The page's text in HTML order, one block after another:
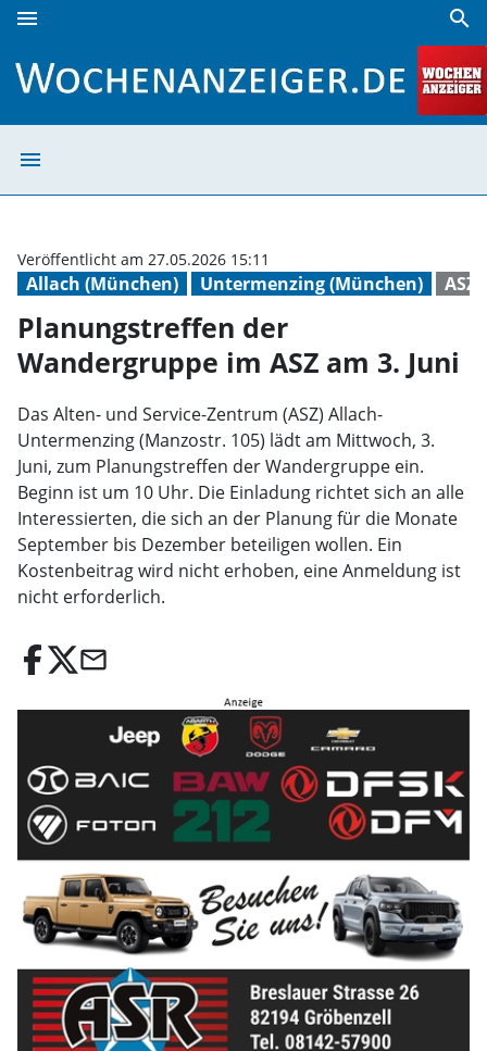
menu search
menu
Allach (München) Untermenzing (München) ASZ
Veröffentlicht am 27.05.2026 15:11
Planungstreffen der
Wandergruppe im ASZ am 3. Juni
Das Alten- und Service-Zentrum (ASZ) Allach-
Untermenzing (Manzostr. 105) lädt am Mittwoch, 3.
Juni, zum Planungstreffen der Wandergruppe ein.
Beginn ist um 10 Uhr. Die Einladung richtet sich an alle
Interessierten, die sich an der Planung für die Monate
September bis Dezember beteiligen wollen. Ein
Kostenbeitrag wird nicht erhoben, eine Anmeldung ist
nicht erforderlich.
email